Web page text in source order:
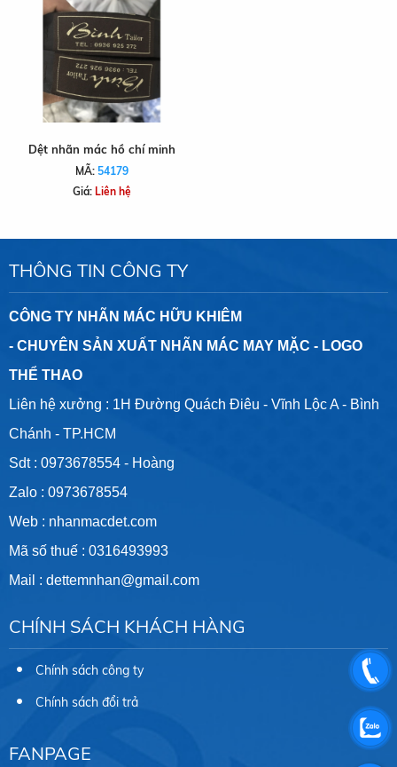
Dệt nhãn mác hồ chí minh
MÃ: 54179
Giá: Liên hệ
THÔNG TIN CÔNG TY
CÔNG TY NHÃN MÁC HỮU KHIÊM
- CHUYÊN SẢN XUẤT NHÃN MÁC MAY MẶC - LOGO
THỂ THAO
Liên hệ xưởng : 1H Đường Quách Điêu - Vĩnh Lộc A - Bình
Chánh - TP.HCM
Sdt : 0973678554 - Hoàng
Zalo : 0973678554
Web : nhanmacdet.com
Mã số thuế : 0316493993
Mail : dettemnhan@gmail.com
CHÍNH SÁCH KHÁCH HÀNG
Chính sách công ty
Chính sách đổi trả
FANPAGE